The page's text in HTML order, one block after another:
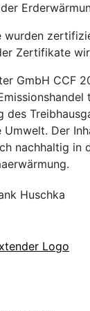
wurden
Zertifikate
GmbH CCF
des
Umwelt. Der
nachhaltig in
Huschka